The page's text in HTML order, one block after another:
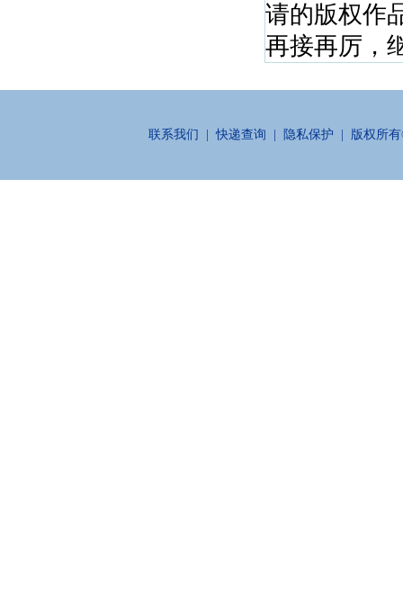
请的版权作
再接再厉，
联系我们 |快递查询 隐私保护 | 版权所